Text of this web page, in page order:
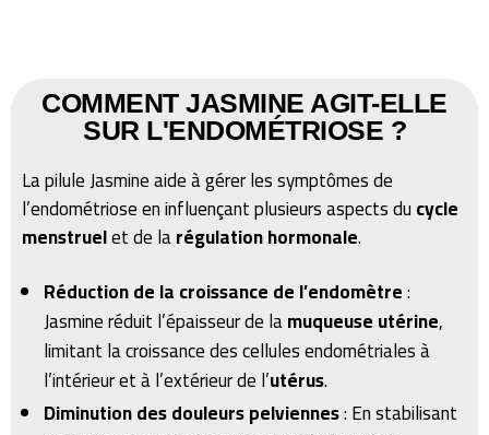
COMMENT JASMINE AGIT-ELLE
SUR L'ENDOMÉTRIOSE ?
La pilule Jasmine aide à gérer les symptômes de
l’endométriose en influençant plusieurs aspects ducycle
menstruelet de larégulation hormonale.
Réduction de la croissance de l’endomètre:
Jasmine réduit l’épaisseur de lamuqueuse utérine,
limitant la croissance des cellules endométriales à
l’intérieur et à l’extérieur de l’utérus.
Diminution des douleurs pelviennes: En stabilisant